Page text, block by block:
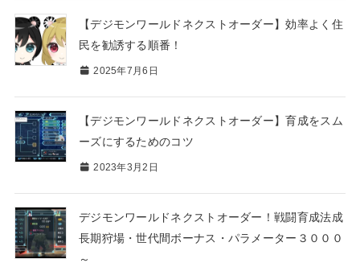
【デジモンワールドネクストオーダー】効率よく住
民を勧誘する順番！
2025年7月6日
【デジモンワールドネクストオーダー】育成をスム
ーズにするためのコツ
2023年3月2日
デジモンワールドネクストオーダー！戦闘育成法成
長期狩場・世代間ボーナス・パラメーター３０００
～